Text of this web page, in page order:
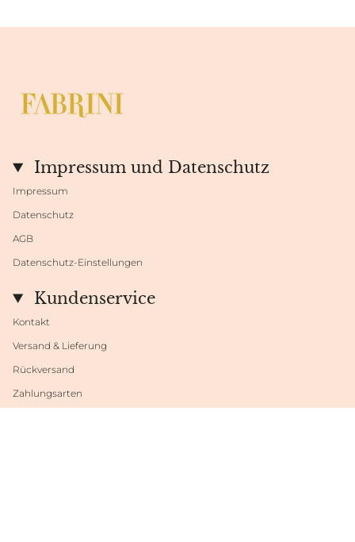
Impressum und Datenschutz
Impressum
Datenschutz
AGB
Datenschutz-Einstellungen
Kundenservice
Kontakt
Versand & Lieferung
Rückversand
Zahlungsarten